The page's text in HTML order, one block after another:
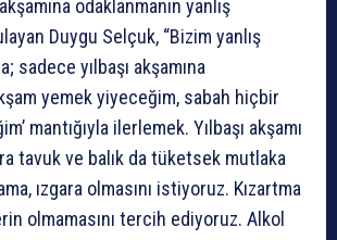
odaklanmanın yanlış
Duygu Selçuk, “Bizim yanlış
sadece yılbaşı akşamına
yemek yiyeceğim, sabah hiçbir
mantığıyla ilerlemek. Yılbaşı akşamı
tavuk ve balık da tüketsek mutlaka
ızgara olmasını istiyoruz. Kızartma
olmamasını tercih ediyoruz. Alkol